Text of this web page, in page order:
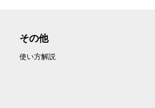
その他
使い方解説